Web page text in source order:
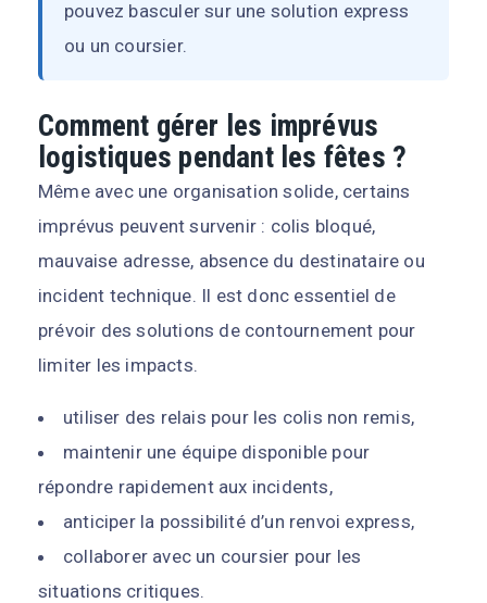
pouvez basculer sur une solution express
ou un coursier.
Comment gérer les imprévus
logistiques pendant les fêtes ?
Même avec une organisation solide, certains
imprévus peuvent survenir : colis bloqué,
mauvaise adresse, absence du destinataire ou
incident technique. Il est donc essentiel de
prévoir des solutions de contournement pour
limiter les impacts.
utiliser des relais pour les colis non remis,
maintenir une équipe disponible pour
répondre rapidement aux incidents,
anticiper la possibilité d’un renvoi express,
collaborer avec un coursier pour les
situations critiques.